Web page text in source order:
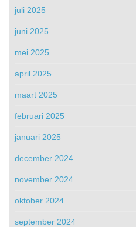
juli 2025
juni 2025
mei 2025
april 2025
maart 2025
februari 2025
januari 2025
december 2024
november 2024
oktober 2024
september 2024